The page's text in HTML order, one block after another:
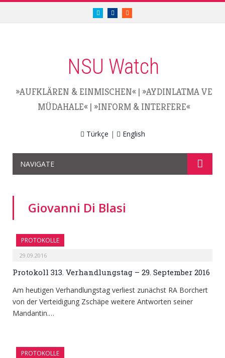
twitter.com/nsuwatch
facebook.com/nsuwatch
RSS
NSU Watch
»AUFKLÄREN & EINMISCHEN« | »AYDINLATMA VE
MÜDAHALE« | »INFORM & INTERFERE«
Türkçe | English
NAVIGATE
Giovanni Di Blasi
PROTOKOLLE
29.09.2016
Protokoll 313. Verhandlungstag – 29. September 2016
Am heutigen Verhandlungstag verliest zunächst RA Borchert
von der Verteidigung Zschäpe weitere Antworten seiner
Mandantin.…
PROTOKOLLE